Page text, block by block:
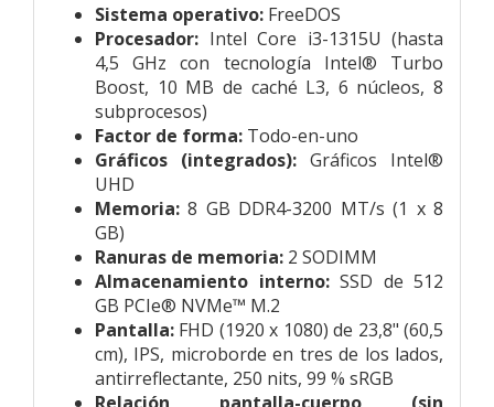
Sistema operativo: FreeDOS
Procesador: Intel Core i3-1315U (hasta
4,5 GHz con tecnología Intel® Turbo
Boost, 10 MB de caché L3, 6 núcleos, 8
subprocesos)
Factor de forma: Todo-en-uno
Gráficos (integrados): Gráficos Intel®
UHD
Memoria: 8 GB DDR4-3200 MT/s (1 x 8
GB)
Ranuras de memoria: 2 SODIMM
Almacenamiento interno:SSD de 512
GB PCIe® NVMe™ M.2
Pantalla: FHD (1920 x 1080) de 23,8" (60,5
cm), IPS, microborde en tres de los lados,
antirreflectante, 250 nits, 99 % sRGB